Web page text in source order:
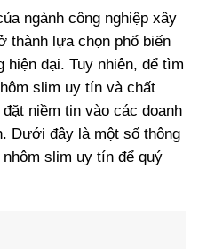
ngành công nghiệp xây
thành lựa chọn phổ biến
đại. Tuy nhiên, để tìm
slim uy tín và chất
niềm tin vào các doanh
Dưới đây là một số thông
slim uy tín để quý